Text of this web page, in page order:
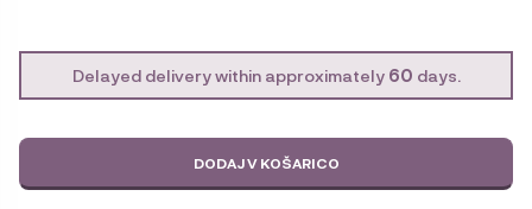
Delayed delivery within approximately 60 days.
DODAJ V KOŠARICO